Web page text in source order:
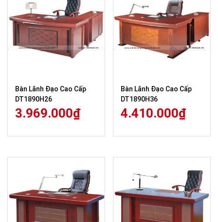
Bàn Lãnh Đạo Cao Cấp
DT1890H26
3.969.000₫
Bàn Lãnh Đạo Cao Cấp
DT1890H36
4.410.000₫